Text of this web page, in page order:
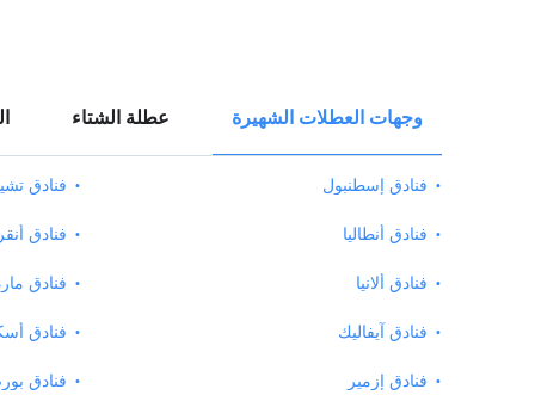
وجهات العطلات الشهيرة عطلة الشتاء
فنادق إسطنبول
فنادق أنطاليا
فنادق ألانيا
فنادق آيفاليك
فنادق إزمير
فنادق
فنادق
فنادق
فنادق
فنادق